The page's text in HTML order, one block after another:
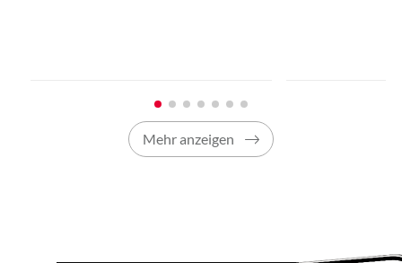
Mehr anzeigen